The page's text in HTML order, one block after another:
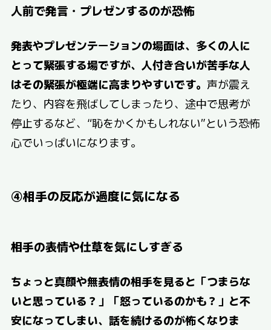
人前で発言・プレゼンするのが恐怖
発表やプレゼンテーションの場面は、多くの人に
とって緊張する場ですが、人付き合いが苦手な人
はその緊張が極端に高まりやすいです。 声が震え
たり、内容を飛ばしてしまったり、途中で思考が
停止するなど、“恥をかくかもしれない”という恐怖
心でいっぱいになります。
④相手の反応が過度に気になる
相手の表情や仕草を気にしすぎる
ちょっと真顔や無表情の相手を見ると「つまらな
いと思っている？」「怒っているのかも？」と不
安になってしまい、話を続けるのが怖くなりま